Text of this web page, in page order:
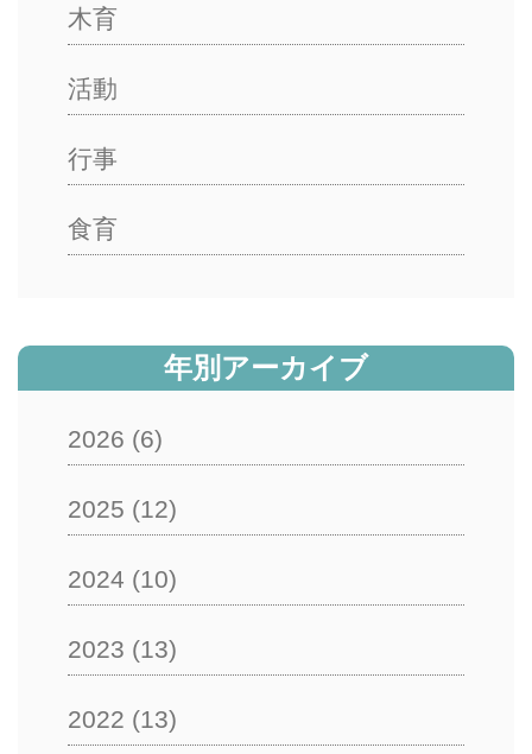
木育
活動
行事
食育
年別アーカイブ
2026 (6)
2025 (12)
2024 (10)
2023 (13)
2022 (13)